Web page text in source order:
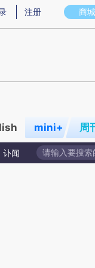
意图存在偏差。不代表财
商城
注册
mini+ 周
讣闻